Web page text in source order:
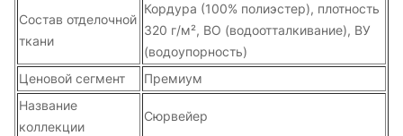
Состав отделочной
ткани
Кордура (100% полиэстер), плотность
320 г/м², ВО (водоотталкивание), ВУ
(водоупорность)
Ценовой сегмент
Премиум
Название
коллекции
Сюрвейер